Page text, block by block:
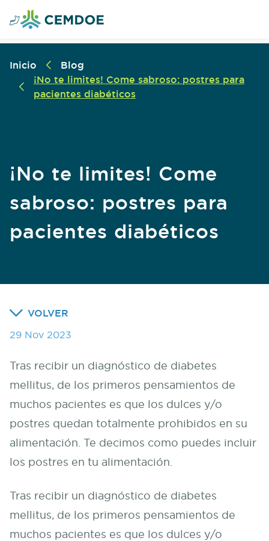
Inicio
Blog
¡No te limites! Come sabroso: postres para
pacientes diabéticos
¡No te limites! Come
sabroso: postres para
pacientes diabéticos
VOLVER
29 Nov 2023
Tras recibir un diagnóstico de diabetes
mellitus, de los primeros pensamientos de
muchos pacientes es que los dulces y/o
postres quedan totalmente prohibidos en su
alimentación. Te decimos como puedes incluir
los postres en tu alimentación.
Tras recibir un diagnóstico de diabetes
mellitus, de los primeros pensamientos de
muchos pacientes es que los dulces y/o